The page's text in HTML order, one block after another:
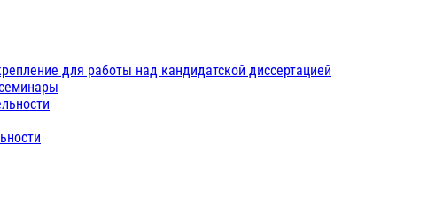
для работы над кандидатской диссертацией